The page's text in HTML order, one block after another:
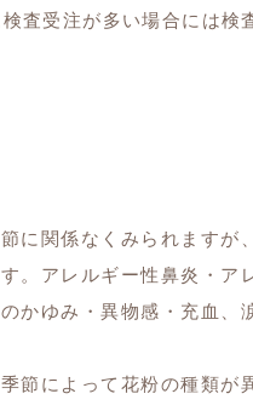
査受注が多い場合には検
に関係なくみられますが
。アレルギー性鼻炎・ア
かゆみ・異物感・充血、
節によって花粉の種類が